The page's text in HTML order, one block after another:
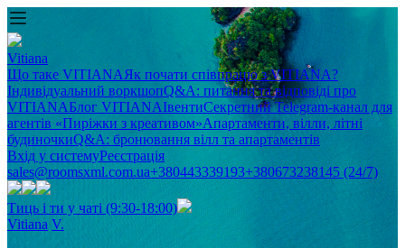
Vitiana
Що таке VITIANAЯк почати співпрацю з VITIANA?
Індивідуальний воркшопQ&A: питання та відповіді про
VITIANAБлог VITIANAІвентиСекретний Telegram-канал для
агентів «Пиріжки з креативом»Апартаменти, вілли, літні
будиночкиQ&A: бронювання вілл та апартаментів
Вхід у системуРеєстрація
sales@roomsxml.com.ua+380443339193+380673238145 (24/7)
Тиць і ти у чаті (9:30-18:00)
Vitiana V.